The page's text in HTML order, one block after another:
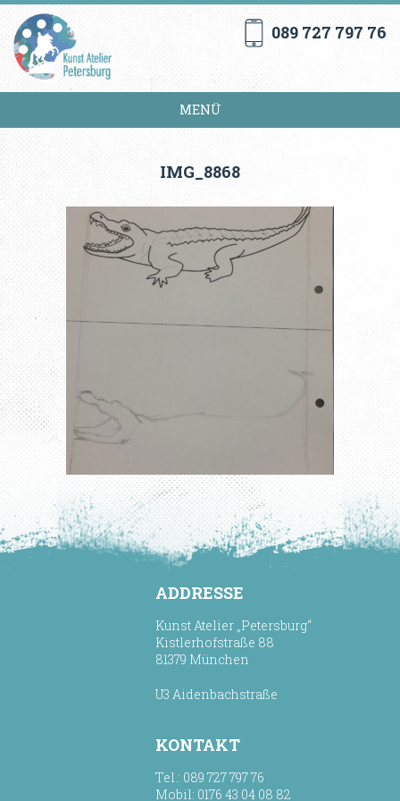
089 727 797 76
MENÜ
IMG_8868
ADDRESSE
Kunst Atelier „Petersburg“
Kistlerhofstraße 88
81379 München
U3 Aidenbachstraße
KONTAKT
Tel.: 089 727 797 76
Mobil: 0176 43 04 08 82